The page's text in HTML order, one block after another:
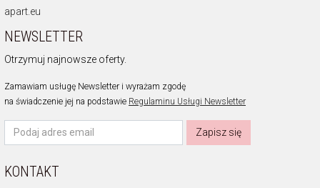
apart.eu
NEWSLETTER
Otrzymuj najnowsze oferty.
Zamawiam usługę Newsletter i wyrażam zgodę
na świadczenie jej na podstawie Regulaminu Usługi Newsletter
Zapisz się
KONTAKT